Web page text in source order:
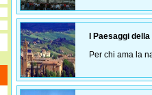
I Paesaggi
Per chi ama la